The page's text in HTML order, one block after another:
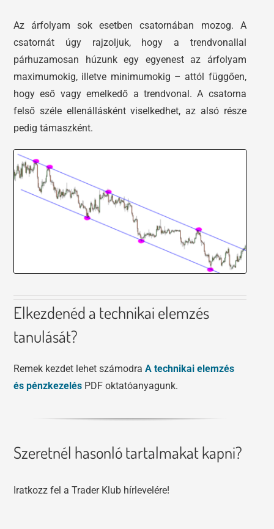
Az árfolyam sok esetben csatornában mozog. A
csatornát úgy rajzoljuk, hogy a trendvonallal
párhuzamosan húzunk egy egyenest az árfolyam
maximumokig, illetve minimumokig – attól függően,
hogy eső vagy emelkedő a trendvonal. A csatorna
felső széle ellenállásként viselkedhet, az alsó része
pedig támaszként.
Elkezdenéd a technikai elemzés
tanulását?
Remek kezdet lehet számodraA technikai elemzés
és pénzkezelés PDF oktatóanyagunk.
Szeretnél hasonló tartalmakat kapni?
Iratkozz fel a Trader Klub hírlevelére!